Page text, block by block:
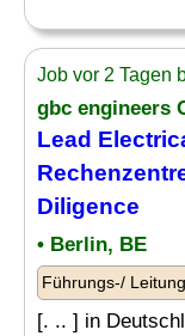
Job vor 2 Tagen
gbc engineers
Lead
Diligence
• Berlin, BE
Führungs-/
[. .. ] in